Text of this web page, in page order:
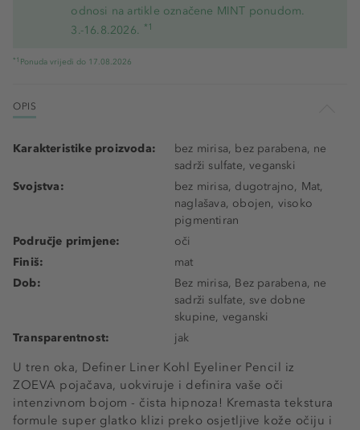
odnosi na artikle označene MINT ponudom.
3.-16.8.2026. *1
*1 Ponuda vrijedi do 17.08.2026
OPIS
U tren oka, Definer Liner Kohl Eyeliner Pencil iz
ZOEVA pojačava, uokviruje i definira vaše oči
intenzivnom bojom - čista hipnoza! Kremasta tekstura
formule super glatko klizi preko osjetljive kože očiju i
Karakteristike proizvoda:
bez mirisa, bez parabena, ne
sadrži sulfate, veganski
Svojstva:
bez mirisa, dugotrajno, Mat,
naglašava, obojen, visoko
pigmentiran
Područje primjene:
oči
Finiš:
mat
Dob:
Bez mirisa, Bez parabena, ne
sadrži sulfate, sve dobne
skupine, veganski
Transparentnost:
jak